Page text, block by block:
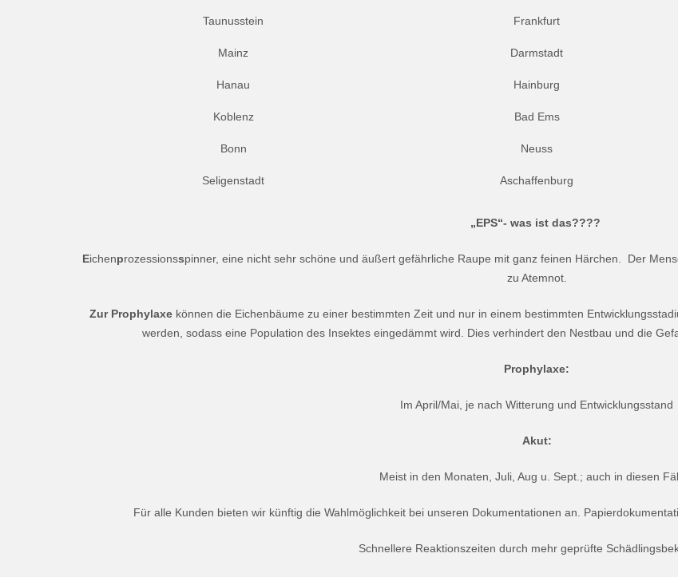
Taunusstein Frankfurt
Mainz Darmstadt
Hanau Hainburg
Koblenz Bad Ems
Bonn Neuss
Seligenstadt Aschaffenburg
„EPS“- was ist das????
Eichenprozessionsspinner, eine nicht sehr schöne und äußert gefährliche Raupe mit ganz feinen Härchen. Der
zu Atemnot.
Zur Prophylaxekönnen die Eichenbäume zu einer bestimmten Zeit und nur in einem bestimmten
werden, sodass eine Population des Insektes eingedämmt wird. Dies verhindert den Nestbau und die
Prophylaxe:
Im April/Mai, je nach Witterung und Entwicklungsstand
Akut:
Meist in den Monaten, Juli, Aug u. Sept.; auch in diesen
Für alle Kunden bieten wir künftig die Wahlmöglichkeit bei unseren Dokumentationen an.
Schnellere Reaktionszeiten durch mehr geprüfte